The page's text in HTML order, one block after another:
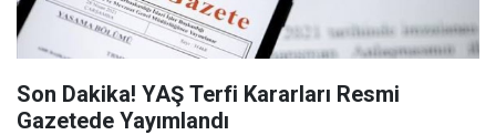
Son Dakika! YAŞ Terfi Kararları Resmi
Gazetede Yayımlandı